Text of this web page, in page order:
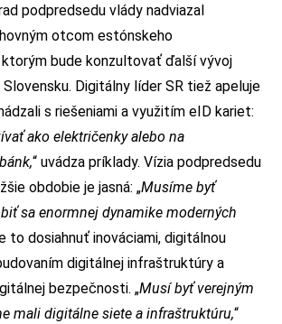
podpredsedu vlády nadviazal
otcom estónskeho
ktorým bude konzultovať ďalší vývoj
Digitálny líder SR tiež apeluje
s riešeniami a využitím eID kariet:
ako električenky alebo na
“ uvádza príklady. Vízia podpredsedu
obdobie je jasná: „Musíme byť
sa enormnej dynamike moderných
to dosiahnuť inováciami, digitálnou
digitálnej infraštruktúry a
bezpečnosti. „Musí byť verejným
mali digitálne siete a infraštruktúru,“